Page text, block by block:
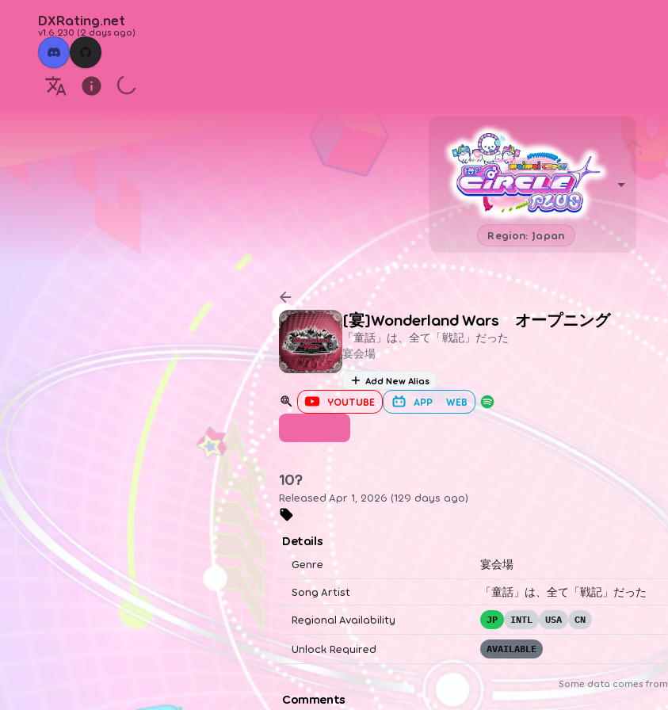
DXRating.net
v1.6.230 (2 days ago)
Region: Japan
[宴]Wonderland Wars オープニング
「童話」は、全て「戦記」だった
宴会場
Add New Alias
YOUTUBE APP WEB
10?
Released Apr 1, 2026 (129 days ago)
Details
Genre 宴会場
Song Artist 「童話」は、全て「戦記」だった
Regional Availability JP INTL USA CN
Unlock Required AVAILABLE
Some data comes from
Comments